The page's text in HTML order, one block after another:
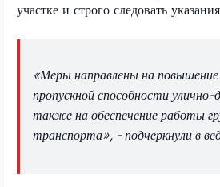
участке и строго следовать
«Меры направлены на повышение
пропускной способности
также на обеспечение работы
транспорта», - подчеркнули в